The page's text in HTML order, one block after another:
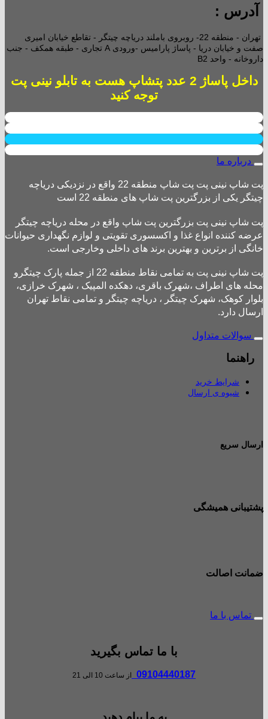
آدرس :
تهران - منطقه 22- روبروی باملند دریاچه چیتگر - تقاطع خیابان امیری
صفت و خیابان دریا - پاساژ پارامیس -ورودی A تجاری -
طبقه همکف - جنب
داروخانه - واحد B2
داخل پاساژ 2 عدد پتشاپ هست به تابلو نینی پت
توجه کنید
درباره ما
پت شاپ نینی پت پت شاپ منطقه 22 واقع در نزدیکی دریاچه
چیتگر یکی از بزرگترین پت شاپ های منطقه 22 است
پت شاپ نینی پت بزرگترین پت شاپ واقع در محله دریاچه چیتگر
عرضه کننده انواع غذا و اکسسوری تقویتی و لوازم نگهداری حیوانات
خانگی از برترین و بهترین برند های داخلی وخارجی است.
پت شاپ نینی پت به تمامی نقاط منطقه 22 از جمله پارک چیتگرو
محله های اطراف ،شهرک باقری، دهکده المپیک ، شهرک خرازی،
بلوار کوهک، شهرک چیتگر ، دریاچه چیتگر و تمامی نقاط تهران
ارسال دارد.
سوالات متداول
راهنما
شرایط خرید
شیوه ی ارسال
ارسال سریع
پشتیبانی همیشگی
ضمانت اصالت
تماس با ما
با ما تماس بگیرید
09104440187 از ساعت 10 الی 21
به ما پیام دهید